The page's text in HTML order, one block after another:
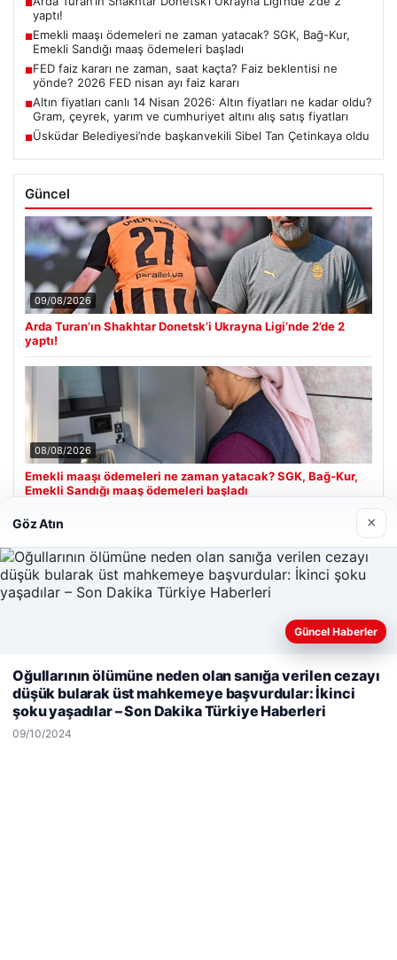
■
yaptı!
■Emekli maaşı ödemeleri ne zaman yatacak? SGK, Bağ-Kur,
Emekli Sandığı maaş ödemeleri başladı
■FED faiz kararı ne zaman, saat kaçta? Faiz beklentisi ne
yönde? 2026 FED nisan ayı faiz kararı
■Altın fiyatları canlı 14 Nisan 2026: Altın fiyatları ne kadar oldu?
Gram, çeyrek, yarım ve cumhuriyet altını alış satış fiyatları
■Üsküdar Belediyesi’nde başkanvekili Sibel Tan Çetinkaya oldu
Güncel
09/08/2026
Arda Turan’ın Shakhtar Donetsk’i Ukrayna Ligi’nde 2’de 2
yaptı!
08/08/2026
Emekli maaşı ödemeleri ne zaman yatacak? SGK, Bağ-Kur,
Emekli Sandığı maaş ödemeleri başladı
Son Eklenen Firmalar
Enes Kaplan Avukatlık Bürosu
deneyiminizi kişiselleştirmek ve geliştirmek amacıyla çerezler
kullanıyoruz.Çerez Politikamız
Reddet
Göz Atın ×
Güncel Haberler
Oğullarının ölümüne neden olan sanığa verilen cezayı
düşük bularak üst mahkemeye başvurdular: İkinci
şoku yaşadılar – Son Dakika Türkiye Haberleri
09/10/2024